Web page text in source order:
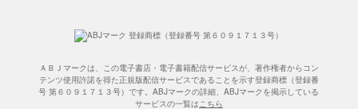
ＡＢＪマークは、この電子書店・電子書籍配信サービスが、著作権者からコン
テンツ使用許諾を得た正規版配信サービスであることを示す登録商標（登録番
号 第６０９１７１３号）です。ABJマークの詳細、ABJマークを掲示している
サービスの一覧はこちら